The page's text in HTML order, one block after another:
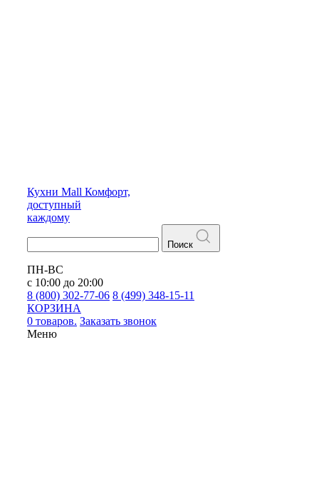
Кухни Mall Комфорт,
доступный
каждому
Поиск
ПН-ВС
с 10:00 до 20:00
8 (800) 302-77-06 8 (499) 348-15-11
КОРЗИНА
0 товаров. Заказать звонок
Меню